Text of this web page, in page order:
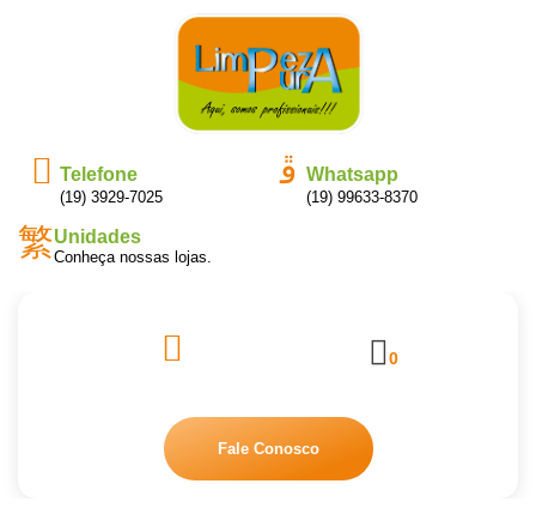
Telefone
(19) 3929-7025
Whatsapp
(19) 99633-8370
Unidades
Conheça nossas lojas.
0
Fale Conosco